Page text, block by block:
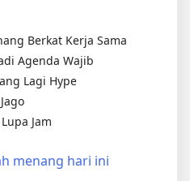
Berkat Kerja Sama
Agenda Wajib
Lagi Hype
Jam
menang hari ini